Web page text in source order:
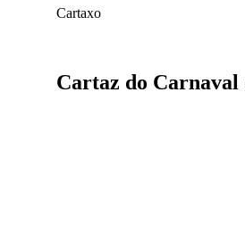
Cartaxo
Cartaz do Carnaval